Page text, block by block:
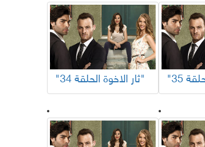
"ثار الاخوة الحلقة 34"